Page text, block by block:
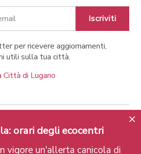
Iscriviti
per ricevere aggiornamenti,
utili sulla tua città.
Città di Lugano
legali
Privacy Policy
Credits
orari degli ecocentri
vigore un'allerta canicola di